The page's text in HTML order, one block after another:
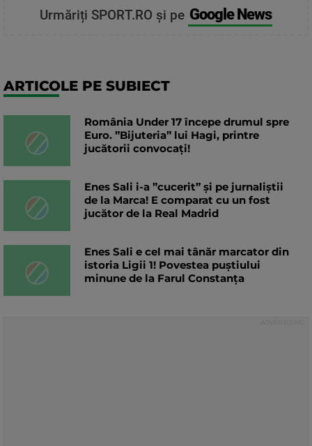
Urmăriți SPORT.RO și pe Google News
ARTICOLE PE SUBIECT
România Under 17 începe drumul spre
Euro. ”Bijuteria” lui Hagi, printre
jucătorii convocați!
Enes Sali i-a ”cucerit” și pe jurnaliștii
de la Marca! E comparat cu un fost
jucător de la Real Madrid
Enes Sali e cel mai tânăr marcator din
istoria Ligii 1! Povestea puștiului
minune de la Farul Constanța